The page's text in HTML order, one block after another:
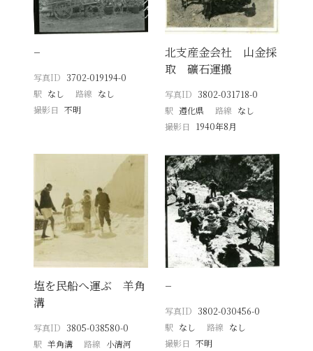
−
写真ID 3702-019194-0
駅 なし 路線 なし
撮影日
不明
北支産金会社 山金採
取 礦石運搬
写真ID 3802-031718-0
駅 遵化県 路線 なし
撮影日
1940年8月
塩を民船へ運ぶ 羊角
溝
写真ID 3805-038580-0
駅 羊角溝 路線 小清河
−
写真ID 3802-030456-0
駅 なし 路線 なし
撮影日 不明